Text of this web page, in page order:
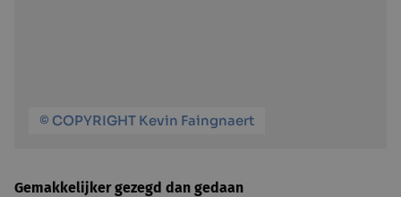
© COPYRIGHT Kevin Faingnaert
Gemakkelijker gezegd dan gedaan